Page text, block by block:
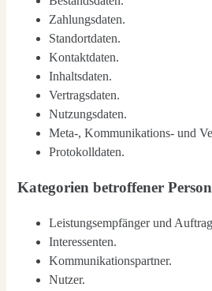
Zah­lungs­da­ten.
Stand­ort­da­ten.
Kon­takt­da­ten.
Inhalts­da­ten.
Ver­trags­da­ten.
Nut­zungs­da­ten.
Meta‑, Kom­mu­ni­ka­ti­ons- und
Pro­to­koll­da­ten.
Kategorien betroffener
Leis­tungs­emp­fän­ger und
Inter­es­sen­ten.
Kom­mu­ni­ka­ti­ons­part­ner.
Nut­zer.